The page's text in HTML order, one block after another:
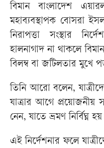
বিমান বাংলাদেশ
মহাব্যবস্থাপক বোসরা
নিরাপত্তা সংস্থার
হালনাগাদ না থাকলে
বিলম্ব বা জটিলতার মুখে
তিনি আরো বলেন,
যাত্রার আগে প্রয়োজনীয়
নেন, যাতে ভ্রমণ নির্বিঘ্ন
এই নির্দেশনার ফলে